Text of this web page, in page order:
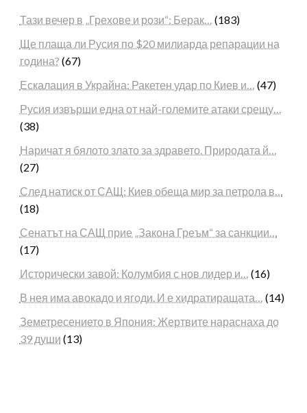
Тази вечер в „Грехове и рози“: Берак… (183)
Ще плаща ли Русия по $20 милиарда репарации на
година? (67)
Ескалация в Украйна: Ракетен удар по Киев и… (47)
Русия извърши една от най-големите атаки срещу…
(38)
Наричат я бялото злато за здравето. Природата й…
(27)
След натиск от САЩ: Киев обеща мир за петрола в…
(18)
Сенатът на САЩ прие „Закона Греъм“ за санкции…
(17)
Исторически завой: Колумбия с нов лидер и… (16)
В нея има авокадо и ягоди. И е хидратиращата… (14)
Земетресението в Япония: Жертвите нараснаха до
39 души (13)